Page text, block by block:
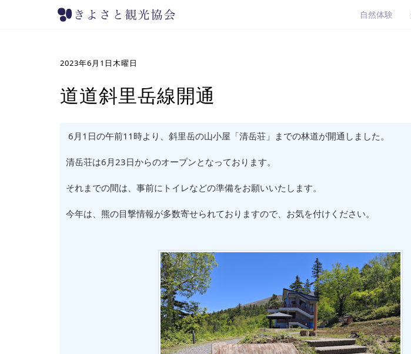
自然体験
2023年6月1日木曜日
道道斜里岳線開通
6月1日の午前11時より、斜里岳の山小屋「清岳荘」までの林道が開通しました。
清岳荘は6月23日からのオープンとなっております。
それまでの間は、事前にトイレなどの準備をお願いいたします。
今年は、熊の目撃情報が多数寄せられておりますので、お気を付けください。